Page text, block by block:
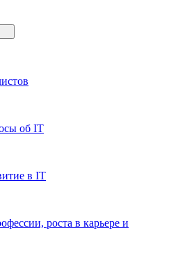
об IT
в IT
роста в карьере и